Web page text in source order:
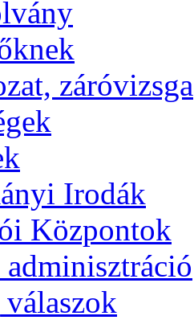
záróvizsga
Irodák
Központok